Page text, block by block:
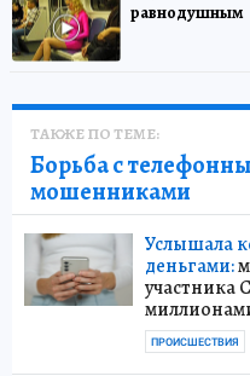
равнодушным
ТАКЖЕ ПО ТЕМЕ:
Борьба с
мошенниками
Услышала
деньгами:
участника
ПРОИСШЕСТВИЯ